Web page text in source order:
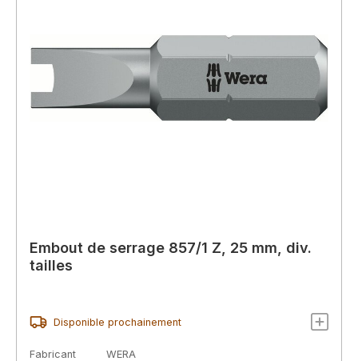
Embout de serrage 857/1 Z, 25 mm, div.
tailles
Disponible prochainement
Fabricant
WERA